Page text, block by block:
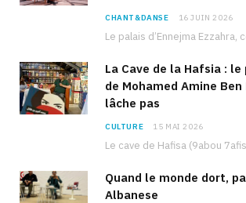
CHANT&DANSE 16 JUIN 2026
La Cave de la Hafsia :
de Mohamed Amine Ben
lâche pas
CULTURE 15 MAI 2026
Quand le monde dort,
Albanese